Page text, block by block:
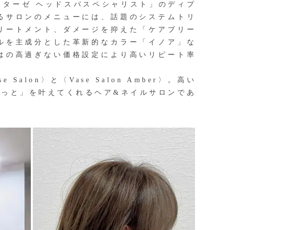
ーゼ ヘッドスパスペシャリスト」のディプ
ロンのメニューには、話題のシステムトリ
トメント、ダメージを抑えた「ケアブリー
主成分とした革新的なカラー「イノア」な
高過ぎない価格設定により高いリピート率
Salon〉と〈Vase Salon Amber〉。高い
と」を叶えてくれるヘア&ネイルサロンであ